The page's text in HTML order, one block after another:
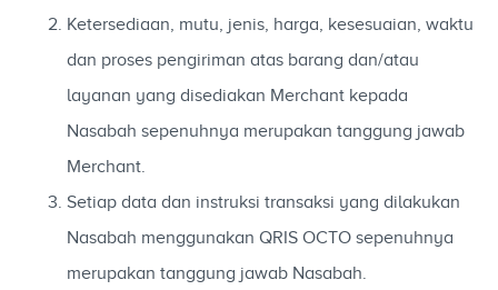
Ketersediaan, mutu, jenis, harga, kesesuaian, waktu
dan proses pengiriman atas barang dan/atau
layanan yang disediakan Merchant kepada
Nasabah sepenuhnya merupakan tanggung jawab
Merchant.
Setiap data dan instruksi transaksi yang dilakukan
Nasabah menggunakan QRIS OCTO sepenuhnya
merupakan tanggung jawab Nasabah.